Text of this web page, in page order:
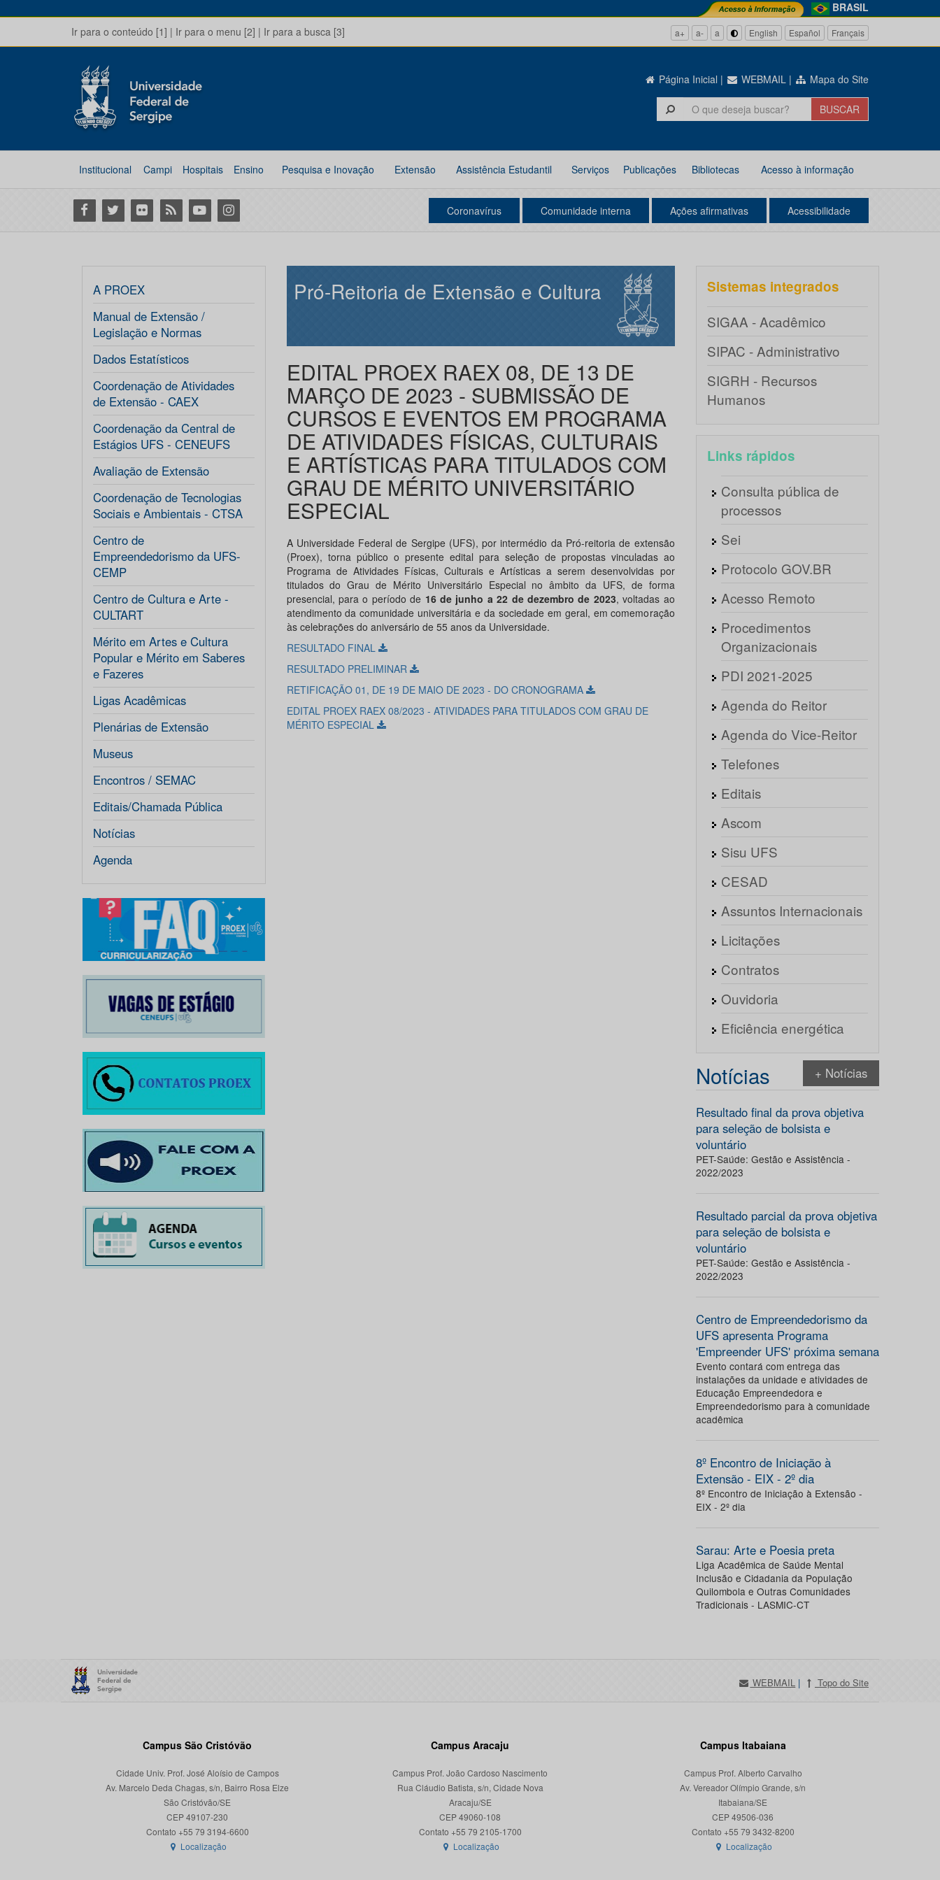
BRASIL
Ir para o conteúdo [1] | Ir para o menu [2] | Ir para a busca [3] a+ a- a English Español Français
Página Inicial | WEBMAIL | Mapa do Site
Institucional Campi Hospitais Ensino Pesquisa e Inovação Extensão Assistência Estudantil Serviços Publicações Bibliotecas Acesso à informação
Facebook
Twitter Flickr RSS YoutubeInstagram Coronavírus Comunidade interna Ações afirmativas Acessibilidade
A PROEX
Manual de Extensão /
Legislação e Normas
Dados Estatísticos
Coordenação de Atividades
de Extensão - CAEX
Coordenação da Central de
Estágios UFS - CENEUFS
Avaliação de Extensão
Coordenação de Tecnologias
Sociais e Ambientais - CTSA
Centro de
Empreendedorismo da UFS-
CEMP
Centro de Cultura e Arte -
CULTART
Mérito em Artes e Cultura
Popular e Mérito em Saberes
e Fazeres
Ligas Acadêmicas
Plenárias de Extensão
Museus
Encontros / SEMAC
Editais/Chamada Pública
Notícias
Agenda
Pró-Reitoria de Extensão e Cultura
EDITAL PROEX RAEX 08, DE 13 DE
MARÇO DE 2023 - SUBMISSÃO DE
CURSOS E EVENTOS EM PROGRAMA
DE ATIVIDADES FÍSICAS, CULTURAIS
E ARTÍSTICAS PARA TITULADOS COM
GRAU DE MÉRITO UNIVERSITÁRIO
ESPECIAL
A Universidade Federal de Sergipe (UFS), por intermédio da Pró-reitoria de extensão
(Proex), torna público o presente edital para seleção de propostas vinculadas ao
Programa de Atividades Físicas, Culturais e Artísticas a serem desenvolvidas por
titulados do Grau de Mérito Universitário Especial no âmbito da UFS, de forma
presencial, para o período de 16 de junho a 22 de dezembro de 2023, voltadas ao
atendimento da comunidade universitária e da sociedade em geral, em comemoração
às celebrações do aniversário de 55 anos da Universidade.
RESULTADO FINAL
RESULTADO PRELIMINAR
RETIFICAÇÃO 01, DE 19 DE MAIO DE 2023 - DO CRONOGRAMA
EDITAL PROEX RAEX 08/2023 - ATIVIDADES PARA TITULADOS COM GRAU DE
MÉRITO ESPECIAL
Sistemas integrados
SIGAA - Acadêmico
SIPAC - Administrativo
SIGRH - Recursos
Humanos
Links rápidos
Consulta pública de
processos
Sei
Protocolo GOV.BR
Acesso Remoto
Procedimentos
Organizacionais
PDI 2021-2025
Agenda do Reitor
Agenda do Vice-Reitor
Telefones
Editais
Ascom
Sisu UFS
CESAD
Assuntos Internacionais
Licitações
Contratos
Ouvidoria
Eficiência energética
Notícias + Notícias
Resultado final da prova objetiva
para seleção de bolsista e
voluntário
PET-Saúde: Gestão e Assistência -
2022/2023
Resultado parcial da prova objetiva
para seleção de bolsista e
voluntário
PET-Saúde: Gestão e Assistência -
2022/2023
Centro de Empreendedorismo da
UFS apresenta Programa
'Empreender UFS' próxima semana
Evento contará com entrega das
instalações da unidade e atividades de
Educação Empreendedora e
Empreendedorismo para à comunidade
acadêmica
8º Encontro de Iniciação à
Extensão - EIX - 2º dia
8º Encontro de Iniciação à Extensão -
EIX - 2º dia
Sarau: Arte e Poesia preta
Liga Acadêmica de Saúde Mental
Inclusão e Cidadania da População
Quilombola e Outras Comunidades
Tradicionais - LASMIC-CT
WEBMAIL | Topo do Site
Campus São Cristóvão
Cidade Univ. Prof. José Aloísio de Campos
Av. Marcelo Deda Chagas, s/n, Bairro Rosa Elze
São Cristóvão/SE
CEP 49107-230
Localização
Campus Aracaju
Campus Prof. João Cardoso Nascimento
Rua Cláudio Batista, s/n, Cidade Nova
Aracaju/SE
CEP 49060-108
Localização
Campus Itabaiana
Campus Prof. Alberto Carvalho
Av. Vereador Olímpio Grande, s/n
Itabaiana/SE
CEP 49506-036
Localização